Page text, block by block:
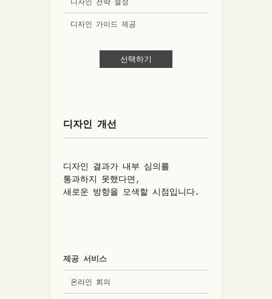
디자인 가이드 제공
선택하기
디자인 개선
디자인 결과가 내부 심의를
통과하지 못했다면,
새로운 방향을 모색할 시점입니다.
제공 서비스
온라인 회의